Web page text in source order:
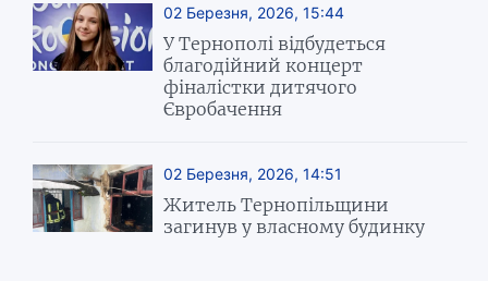
02 Березня, 2026, 15:44
У Тернополі відбудеться
благодійний концерт
фіналістки дитячого
Євробачення
02 Березня, 2026, 14:51
Житель Тернопільщини
загинув у власному будинку